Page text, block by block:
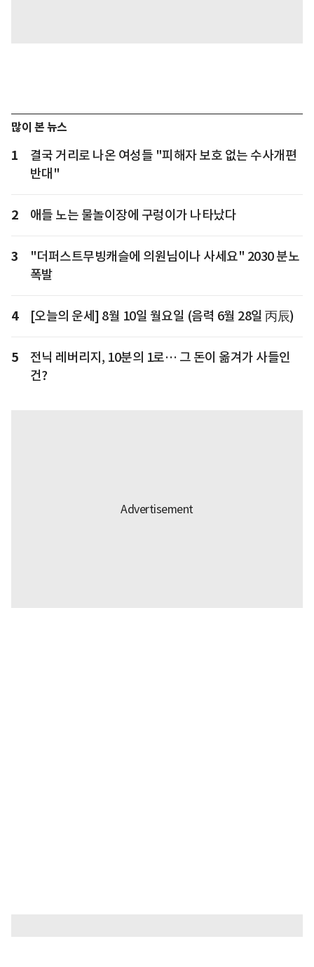
많이 본 뉴스
1
결국 거리로 나온 여성들 "피해자 보호 없는 수사개편
반대"
2 애들 노는 물놀이장에 구렁이가 나타났다
3
"더퍼스트무빙캐슬에 의원님이나 사세요" 2030 분노
폭발
4 [오늘의 운세] 8월 10일 월요일 (음력 6월 28일 丙辰)
5
전닉 레버리지, 10분의 1로… 그 돈이 옮겨가 사들인
건?